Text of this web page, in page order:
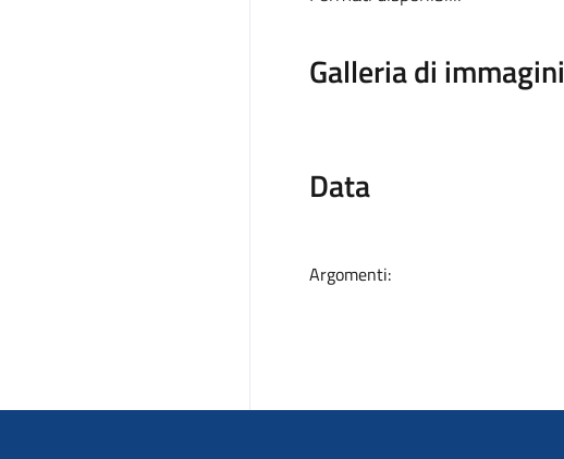
Galleria di immagini
Data
Argomenti: